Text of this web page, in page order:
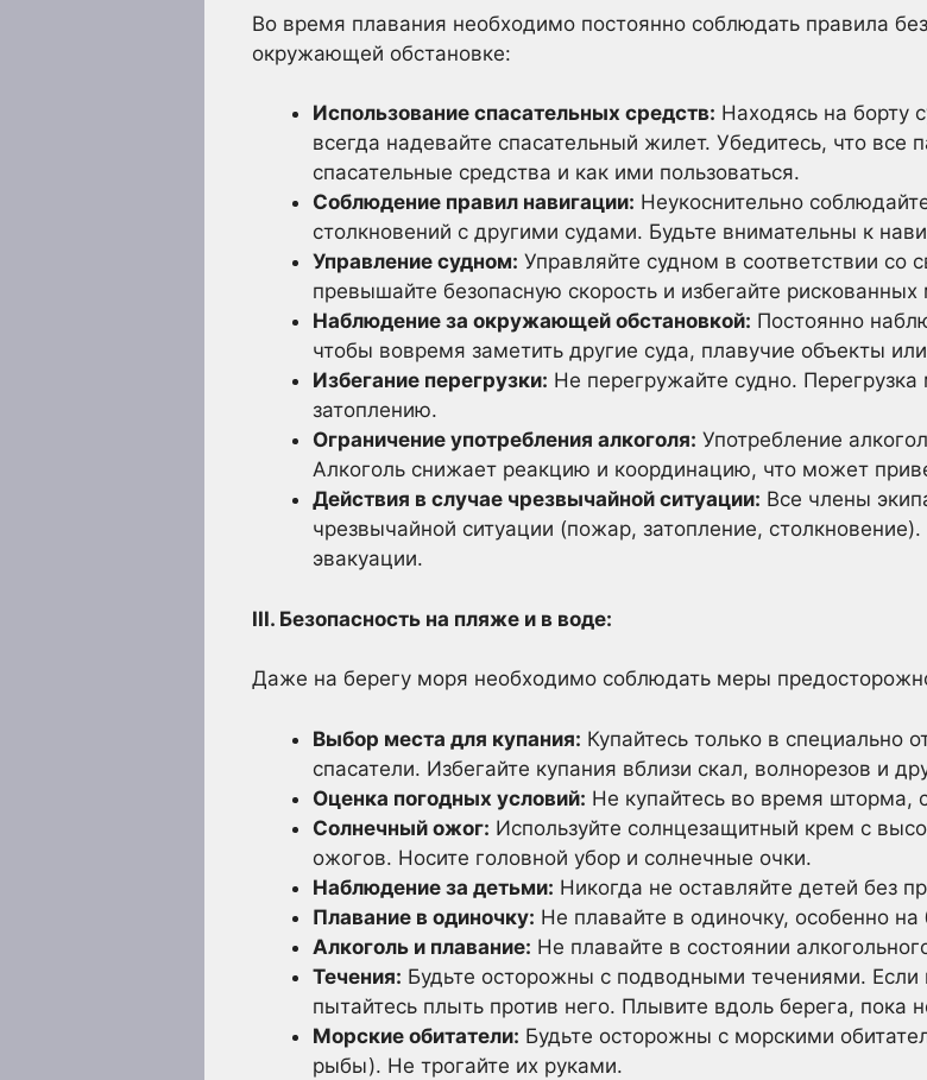
Во время плавания необходимо постоянно соблюдать правила
окружающей обстановке:
Использование спасательных средств: Находясь на борту
всегда надевайте спасательный жилет. Убедитесь, что все
спасательные средства и как ими пользоваться.
Соблюдение правил навигации: Неукоснительно
столкновений с другими судами. Будьте внимательны к
Управление судном: Управляйте судном в соответствии
превышайте безопасную скорость и избегайте рискованных
Наблюдение за окружающей обстановкой: Постоянно
чтобы вовремя заметить другие суда, плавучие объекты
Избегание перегрузки: Не перегружайте судно.
затоплению.
Ограничение употребления алкоголя: Употребление
Алкоголь снижает реакцию и координацию, что может
Действия в случае чрезвычайной ситуации: Все члены
чрезвычайной ситуации (пожар, затопление,
эвакуации.
III. Безопасность на пляже и в воде:
Даже на берегу моря необходимо соблюдать меры
Выбор места для купания: Купайтесь только в специально
спасатели. Избегайте купания вблизи скал, волнорезов и
Оценка погодных условий: Не купайтесь во время шторма,
Солнечный ожог: Используйте солнцезащитный крем с
ожогов. Носите головной убор и солнечные очки.
Наблюдение за детьми: Никогда не оставляйте детей без
Плавание в одиночку: Не плавайте в одиночку, особенно
Алкоголь и плавание: Не плавайте в состоянии
Течения: Будьте осторожны с подводными течениями. Если
пытайтесь плыть против него. Плывите вдоль берега, пока
Морские обитатели: Будьте осторожны с морскими
рыбы). Не трогайте их руками.